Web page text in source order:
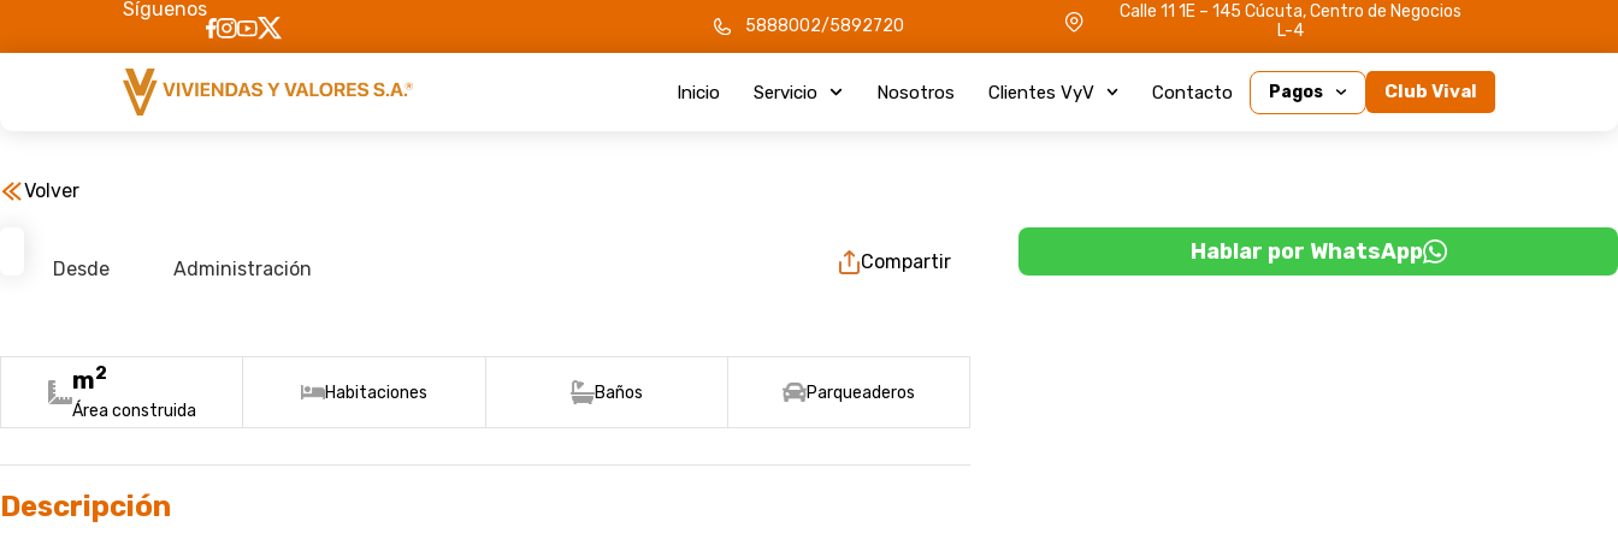
Síguenos
5888002/5892720
Calle 11 1E – 145 Cúcuta, Centro de Negocios
L-4
Inicio Servicio Nosotros Clientes VyV Contacto Pagos Club Vival
Volver
Desde Administración Compartir
m2
Área construida
Habitaciones Baños Parqueaderos
Descripción
Hablar por WhatsApp